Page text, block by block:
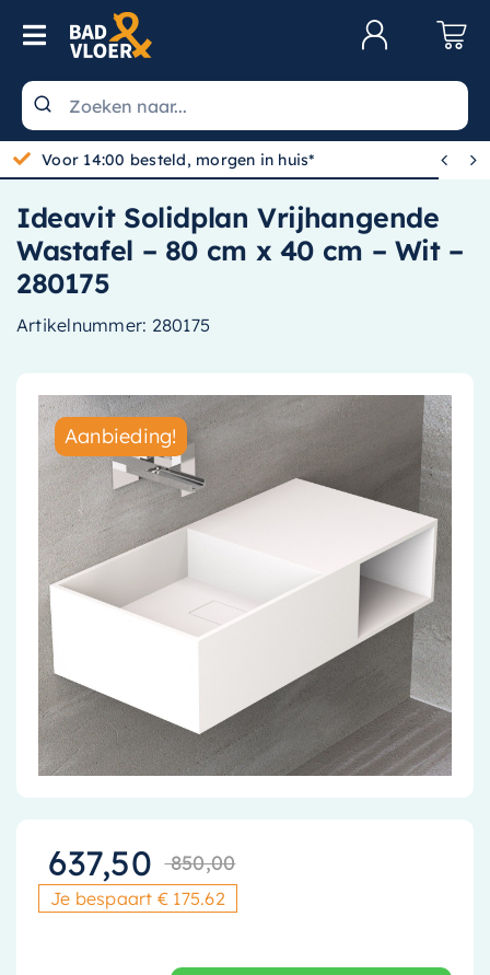
Skip to content
Toggle Navigation
Wastafels
Toiletten
Spiegels
Kranen
Douche
Baden
Radiatoren
Accessoires
Installatiemateriaal
Klimaatbeheersing
Tegels
 
Ideavit Solidplan Vrijhangende
Wastafel – 80 cm x 40 cm – Wit –
280175
Artikelnummer: 280175
Aanbieding!
850,00
637,50 Huidige prijs
Je bespaart € 175.62